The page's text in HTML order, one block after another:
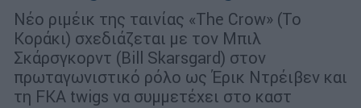
Νέο ριμέικ της ταινίας «The Crow» (Το
Κοράκι) σχεδιάζεται με τον Μπιλ
Σκάρσγκορντ (Bill Skarsgard) στον
πρωταγωνιστικό ρόλο ως Έρικ Ντρέιβεν και
τη FKA twigs να συμμετέχει στο καστ